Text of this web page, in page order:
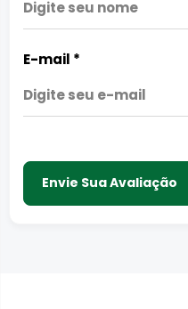
E-mail *
Envie Sua Avaliação